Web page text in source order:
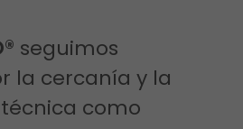
seguimos
la cercanía y la
como